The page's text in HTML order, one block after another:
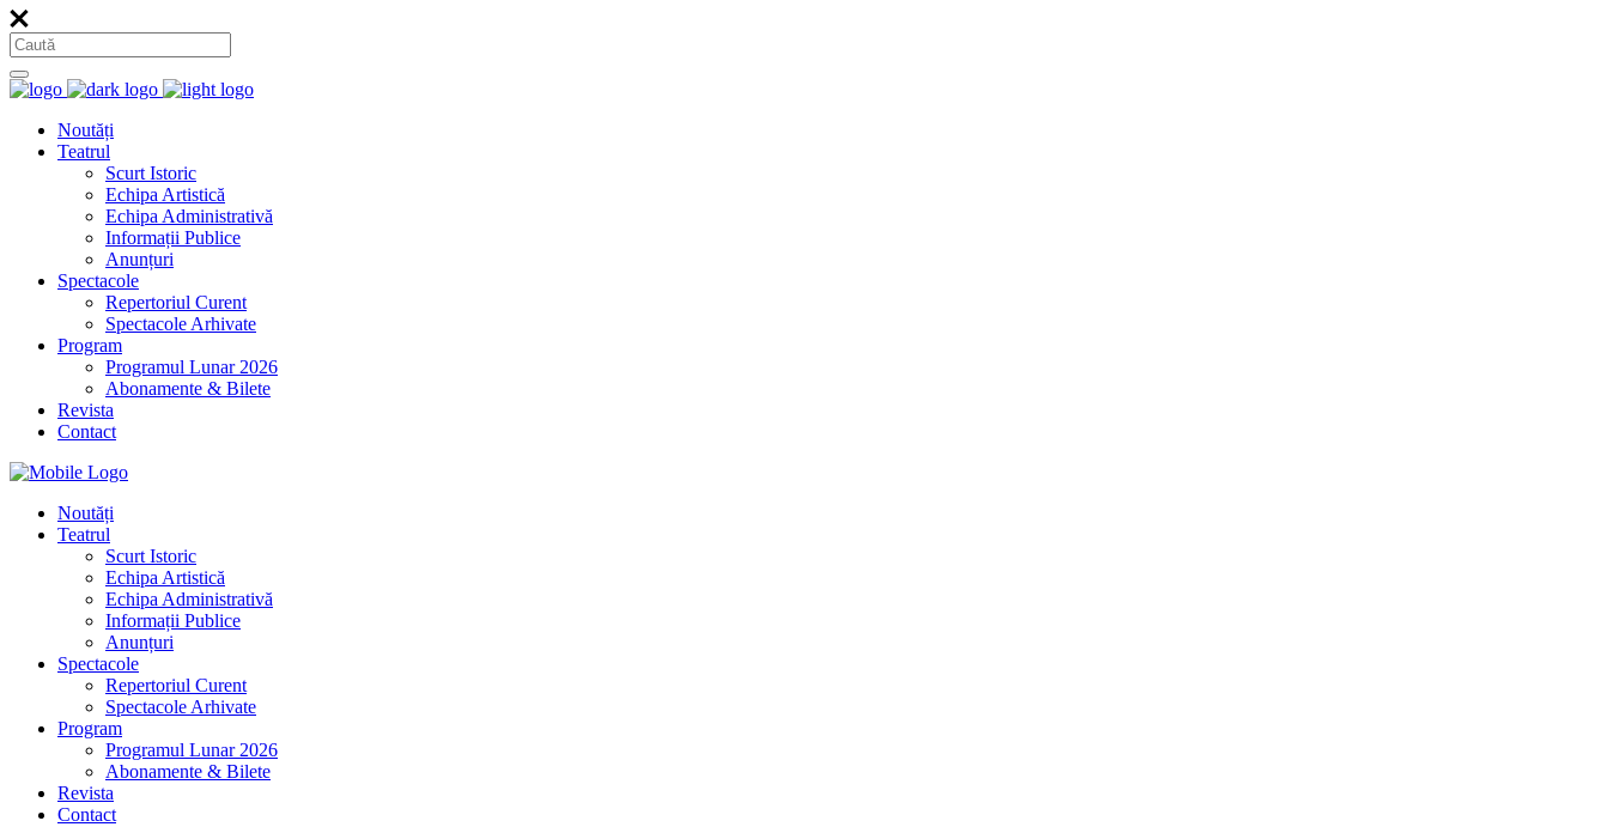
Noutăți
Teatrul
Scurt Istoric
Echipa Artistică
Echipa Administrativă
Informații Publice
Anunțuri
Spectacole
Repertoriul Curent
Spectacole Arhivate
Program
Programul Lunar 2026
Abonamente & Bilete
Revista
Contact
Noutăți
Teatrul
Scurt Istoric
Echipa Artistică
Echipa Administrativă
Informații Publice
Anunțuri
Spectacole
Repertoriul Curent
Spectacole Arhivate
Program
Programul Lunar 2026
Abonamente & Bilete
Revista
Contact